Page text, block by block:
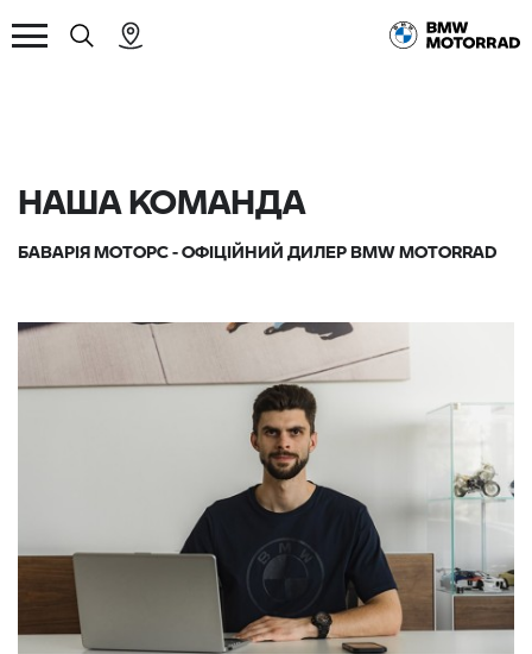
НАША КОМАНДА
БАВАРІЯ МОТОРС - ОФІЦІЙНИЙ ДИЛЕР BMW MOTORRAD